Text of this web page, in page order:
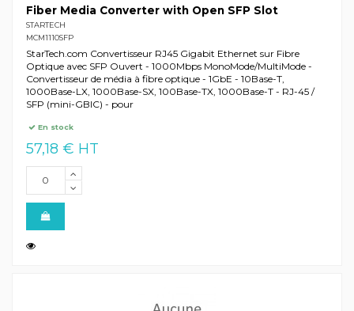
Fiber Media Converter with Open SFP Slot
STARTECH
MCM1110SFP
StarTech.com Convertisseur RJ45 Gigabit Ethernet sur Fibre
Optique avec SFP Ouvert - 1000Mbps MonoMode/MultiMode -
Convertisseur de média à fibre optique - 1GbE - 10Base-T,
1000Base-LX, 1000Base-SX, 100Base-TX, 1000Base-T - RJ-45 /
SFP (mini-GBIC) - pour
En stock
57,18 € HT